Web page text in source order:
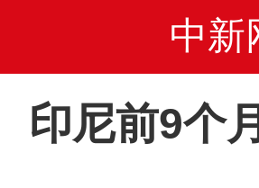
中新
印尼前9个